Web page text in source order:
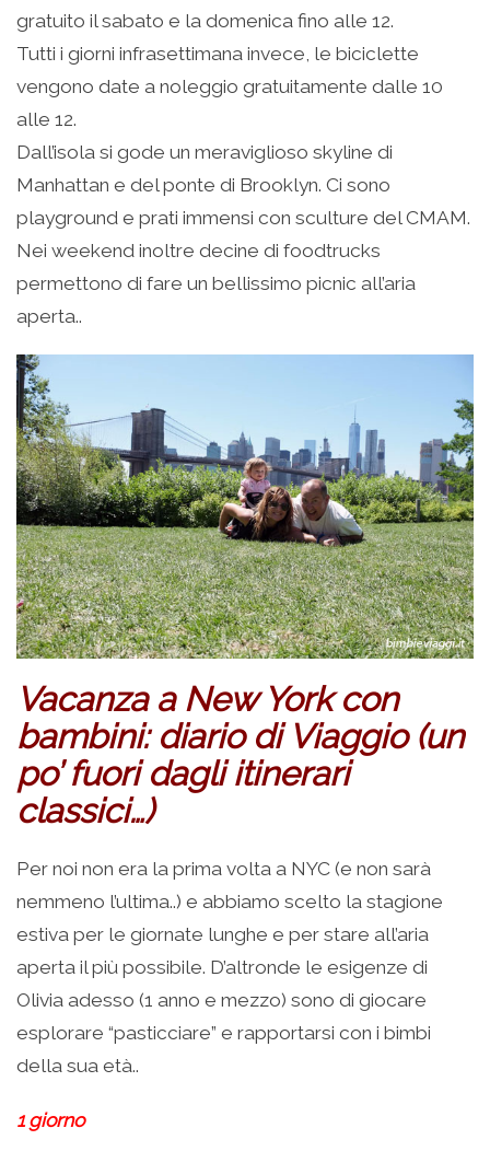
gratuito il sabato e la domenica fino alle 12.
Tutti i giorni infrasettimana invece, le biciclette
vengono date a noleggio gratuitamente dalle 10
alle 12.
Dall’isola si gode un meraviglioso skyline di
Manhattan e del ponte di Brooklyn. Ci sono
playground e prati immensi con sculture del CMAM.
Nei weekend inoltre decine di foodtrucks
permettono di fare un bellissimo picnic all’aria
aperta..
Vacanza a New York con
bambini: diario di Viaggio(un
po’ fuori dagli itinerari
classici…)
Per noi non era la prima volta a NYC (e non sarà
nemmeno l’ultima..) e abbiamo scelto la stagione
estiva per le giornate lunghe e per stare all’aria
aperta il più possibile. D’altronde le esigenze di
Olivia adesso (1 anno e mezzo) sono di giocare
esplorare “pasticciare” e rapportarsi con i bimbi
della sua età..
1 giorno